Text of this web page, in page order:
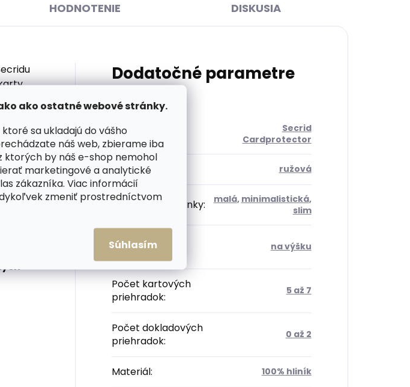
ako ostatné webové stránky.
sa ukladajú do vášho
náš web, zbierame iba
ktorých by náš e-shop nemohol
marketingové a analytické
zákazníka. Viac informácií
zmeniť prostredníctvom
Súhlasím
HODNOTENIE DISKUSIA
12 a
,
Dodatočné parametre
Kategória
Secrid
Cardprotector
Farba: ružová
Veľkosť peněženky: malá, minimalistická,
slim
Orientácia
na výšku
Počet kartových
priehradok: 5 až 7
Počet dokladových
priehradok: 0 až 2
Materiál: 100% hliník